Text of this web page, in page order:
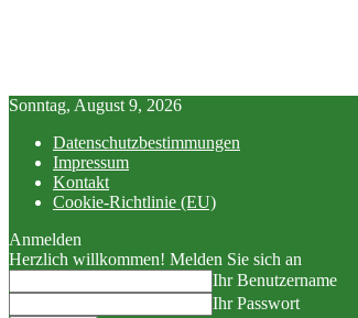
Sonntag, August 9, 2026
Datenschutzbestimmungen
Impressum
Kontakt
Cookie-Richtlinie (EU)
Anmelden
Herzlich willkommen! Melden Sie sich an
Ihr Benutzername
Ihr Passwort